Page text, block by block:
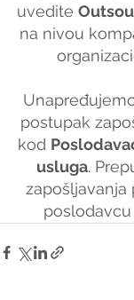
uvedite
na nivou
postupak
kod
usluga.
zapošljavanja
poslodavcu